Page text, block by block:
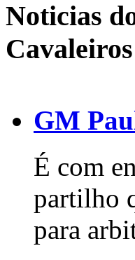
Noticias
Cavaleiros
GM
É com
partilho
para